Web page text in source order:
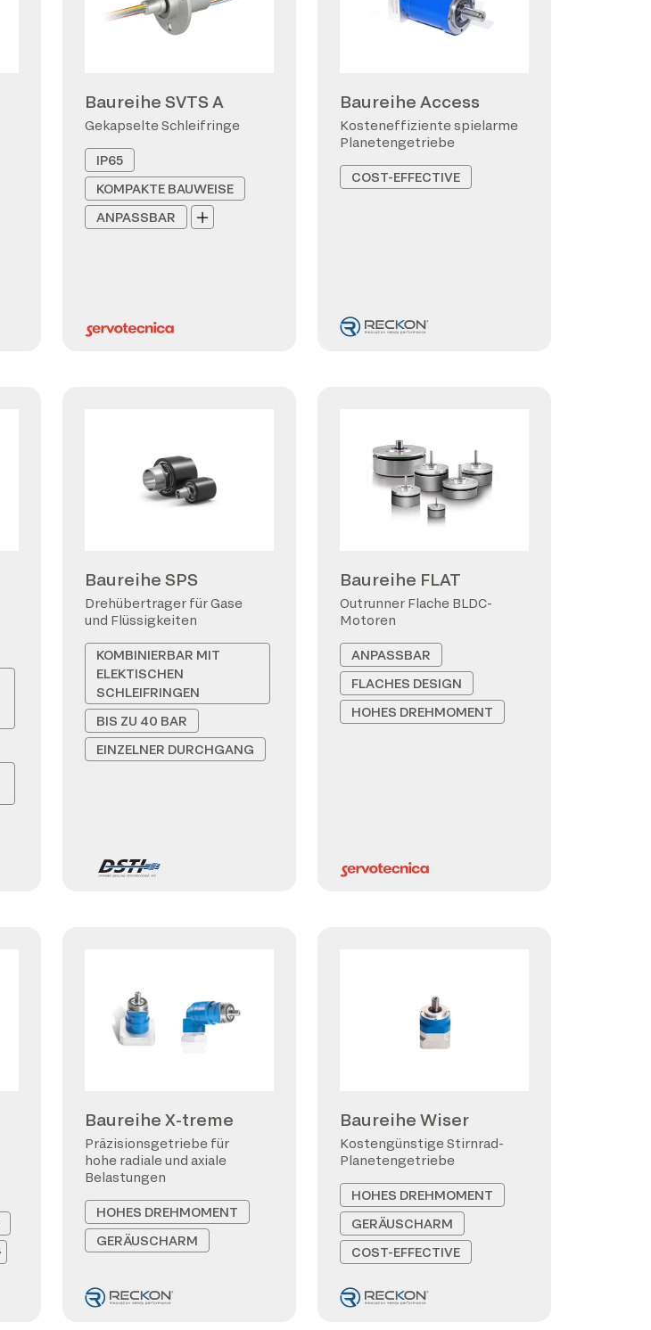
Baureihe SVTS A
Gekapselte Schleifringe
IP65
KOMPAKTE BAUWEISE
ANPASSBAR
Baureihe Access
Kosteneffiziente spielarme
Planetengetriebe
COST-EFFECTIVE
Baureihe SPS
Drehübertrager für Gase
und Flüssigkeiten
KOMBINIERBAR MIT
ELEKTISCHEN
SCHLEIFRINGEN
BIS ZU 40 BAR
EINZELNER DURCHGANG
Baureihe FLAT
Outrunner Flache BLDC-
Motoren
ANPASSBAR
FLACHES DESIGN
HOHES DREHMOMENT
Baureihe X-treme
Präzisionsgetriebe für
hohe radiale und axiale
Belastungen
HOHES DREHMOMENT
GERÄUSCHARM
Baureihe Wiser
Kostengünstige Stirnrad-
Planetengetriebe
HOHES DREHMOMENT
GERÄUSCHARM
COST-EFFECTIVE